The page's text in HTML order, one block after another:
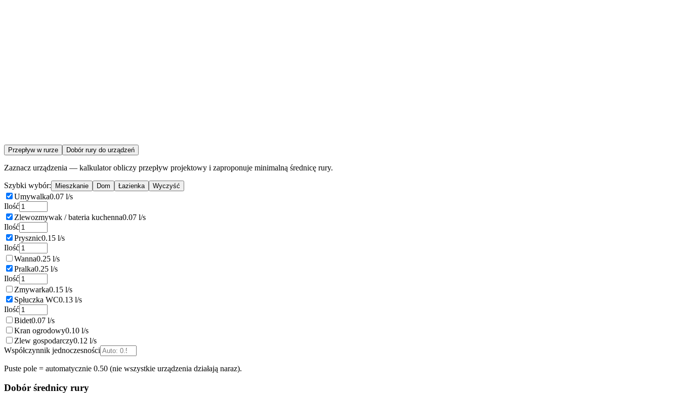
Przepływ w rurze Dobór rury do urządzeń
Zaznacz urządzenia — kalkulator obliczy przepływ projektowy i zaproponuje minimalną średnicę rury.
Szybki wybór: Mieszkanie Dom Łazienka Wyczyść
Umywalka0.07 l/s
Ilość
Zlewozmywak / bateria kuchenna0.07 l/s
Ilość
Prysznic0.15 l/s
Ilość
Wanna0.25 l/s
Pralka0.25 l/s
Ilość
Zmywarka0.15 l/s
Spłuczka WC0.13 l/s
Ilość
Bidet0.07 l/s
Kran ogrodowy0.10 l/s
Zlew gospodarczy0.12 l/s
Współczynnik jednoczesności
Puste pole = automatycznie 0.50 (nie wszystkie urządzenia działają naraz).
Dobór średnicy rury